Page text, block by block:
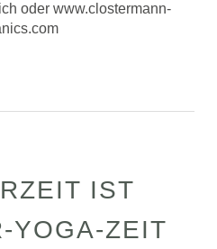
oder www.clostermann-
IST
YOGA-ZEIT